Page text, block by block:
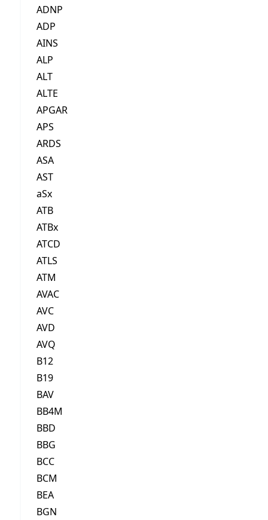
ADNP
ADP
AINS
ALP
ALT
ALTE
APGAR
APS
ARDS
ASA
AST
aSx
ATB
ATBx
ATCD
ATLS
ATM
AVAC
AVC
AVD
AVQ
B12
B19
BAV
BB4M
BBD
BBG
BCC
BCM
BEA
BGN